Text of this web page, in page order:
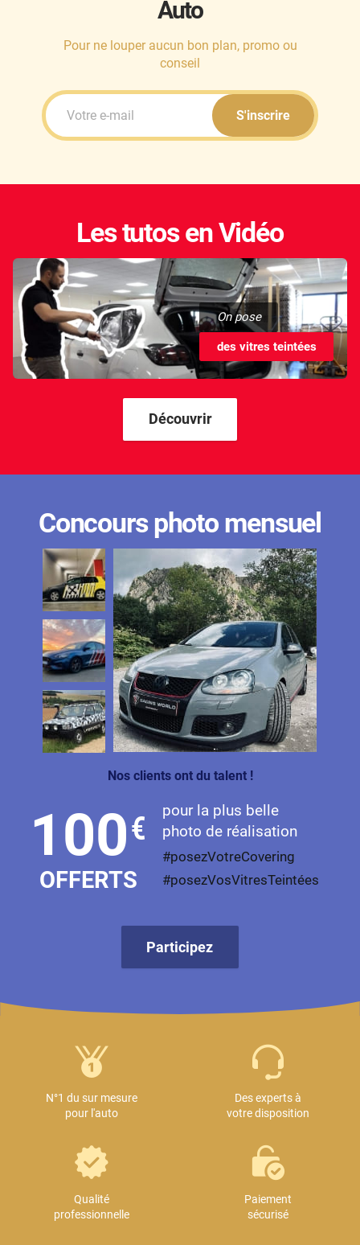
Auto
Pour ne louper aucun bon plan, promo ou
conseil
S'inscrire
Les tutos en Vidéo
On pose
des vitres teintées
Découvrir
Concours photo mensuel
Nos clients ont du talent !
100€
OFFERTS
pour la plus belle
photo de réalisation
#posezVotreCovering
#posezVosVitresTeintées
Participez
N°1 du sur mesure
pour l'auto
Des experts à
votre disposition
Qualité
professionnelle
Paiement
sécurisé